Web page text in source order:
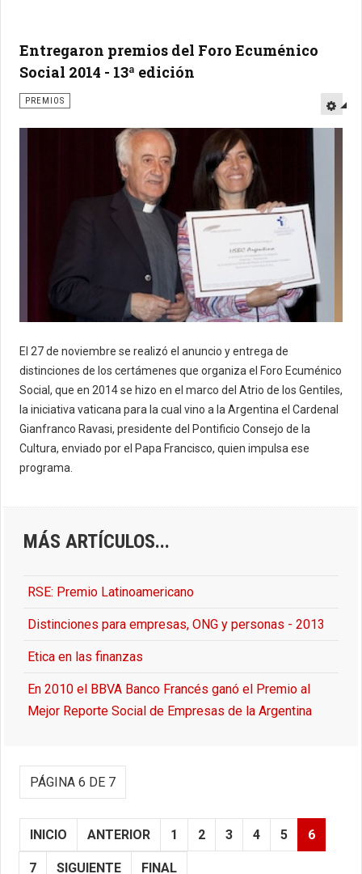
Entregaron premios del Foro Ecuménico
Social 2014 - 13ª edición
PREMIOS
El 27 de noviembre se realizó el anuncio y entrega de
distinciones de los certámenes que organiza el Foro Ecuménico
Social, que en 2014 se hizo en el marco del Atrio de los Gentiles,
la iniciativa vaticana para la cual vino a la Argentina el Cardenal
Gianfranco Ravasi, presidente del Pontificio Consejo de la
Cultura, enviado por el Papa Francisco, quien impulsa ese
programa.
MÁS ARTÍCULOS...
RSE: Premio Latinoamericano
Distinciones para empresas, ONG y personas - 2013
Etica en las finanzas
En 2010 el BBVA Banco Francés ganó el Premio al
Mejor Reporte Social de Empresas de la Argentina
PÁGINA 6 DE 7
INICIO ANTERIOR 1 2 3 4 5 6
7 SIGUIENTE FINAL